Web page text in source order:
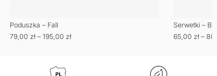
Poduszka – Fall
79,00 zł – 195,00 zł
Serwetki –
65,00 zł –